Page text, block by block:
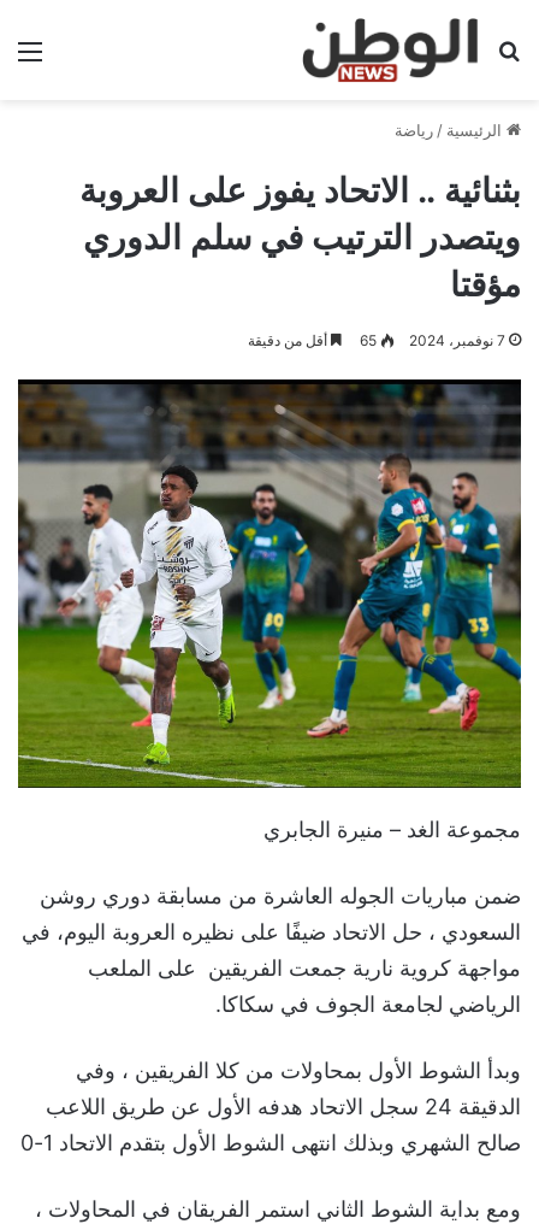
بحث عن
الرئيسية / رياضة
بثنائية .. الاتحاد يفوز على العروبة
ويتصدر الترتيب في سلم الدوري
مؤقتا
7 نوفمبر، 2024 65 أقل من دقيقة
مجموعة الغد – منيرة الجابري
ضمن مباريات الجوله العاشرة من مسابقة دوري روشن
السعودي ، حل الاتحاد ضيفًا على نظيره العروبة اليوم، في
مواجهة كروية نارية جمعت الفريقين على الملعب
الرياضي لجامعة الجوف في سكاكا.
وبدأ الشوط الأول بمحاولات من كلا الفريقين ، وفي
الدقيقة 24 سجل الاتحاد هدفه الأول عن طريق اللاعب
صالح الشهري وبذلك انتهى الشوط الأول بتقدم الاتحاد 1-0
ومع بداية الشوط الثاني استمر الفريقان في المحاولات ،